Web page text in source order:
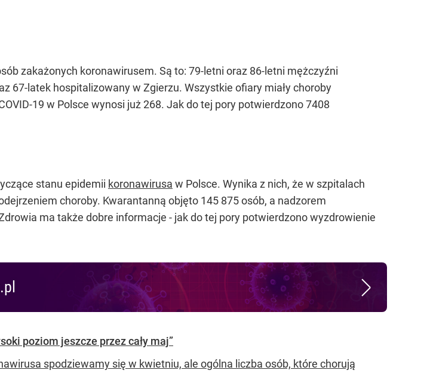
zakażonych koronawirusem. Są to: 79-letni oraz 86-letni mężczyźni
67-latek hospitalizowany w Zgierzu. Wszystkie ofiary miały choroby
19 w Polsce wynosi już 268. Jak do tej pory potwierdzono 7408
stanu epidemii koronawirusa w Polsce. Wynika z nich, że w szpitalach
choroby. Kwarantanną objęto 145 875 osób, a nadzorem
ma także dobre informacje - jak do tej pory potwierdzono wyzdrowienie
poziom jeszcze przez cały maj”
spodziewamy się w kwietniu, ale ogólna liczba osób, które chorują